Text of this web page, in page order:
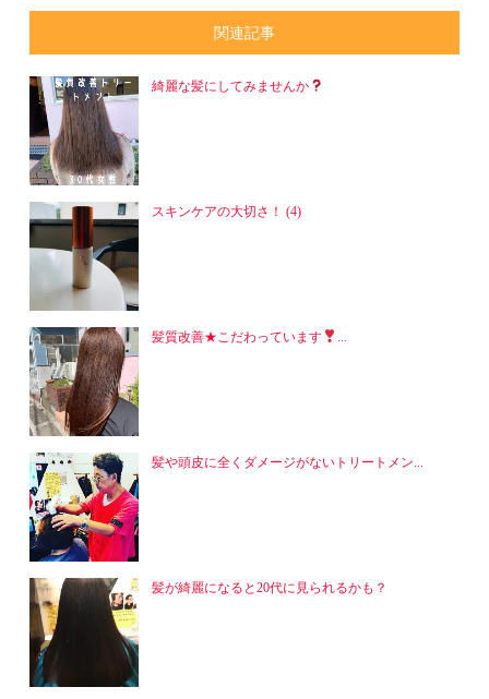
関連記事
綺麗な髪にしてみませんか
スキンケアの大切さ！ (4)
髪質改善★こだわっています ...
髪や頭皮に全くダメージがないトリートメン...
髪が綺麗になると20代に見られるかも？